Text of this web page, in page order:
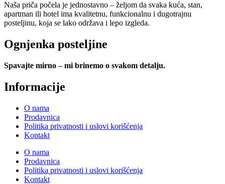
Naša priča počela je jednostavno – željom da svaka kuća, stan,
apartman ili hotel ima kvalitetnu, funkcionalnu i dugotrajnu
posteljinu, koja se lako održava i lepo izgleda.
Ognjenka posteljine
Spavajte mirno – mi brinemo o svakom detalju.
Informacije
O nama
Prodavnica
Politika privatnosti i uslovi korišćenja
Kontakt
O nama
Prodavnica
Politika privatnosti i uslovi korišćenja
Kontakt